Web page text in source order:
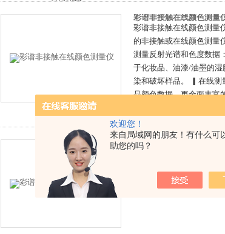
欢迎您！
来自局域网的朋友！有什么可
助您的吗？
彩谱非接触在线颜色测量
彩谱非接触在线颜色测量
的非接触或在线颜色测量
测量反射光谱和色度数
于化妆品、油漆/油墨的
染和破坏样品。 ▎在线
品颜色数据，更全面丰富
彩谱非接触在线颜色测量仪
彩谱非接触在线颜色测
的非接触或在线颜色测
测量反射光谱和色度数据